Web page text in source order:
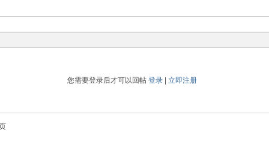
您需要登录后才可以回帖 登录| 立即注册